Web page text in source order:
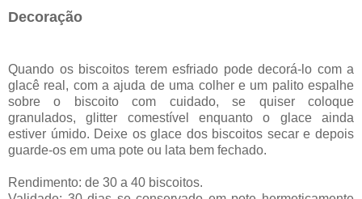
Decoração
Quando os biscoitos terem esfriado pode decorá-lo com a
glacê real, com a ajuda de uma colher e um palito espalhe
sobre o biscoito com cuidado, se quiser coloque
granulados, glitter comestível enquanto o glace ainda
estiver úmido. Deixe os glace dos biscoitos secar e depois
guarde-os em uma pote ou lata bem fechado.
Rendimento: de 30 a 40 biscoitos.